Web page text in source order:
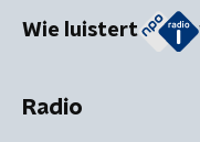
Wie luistert
Radio